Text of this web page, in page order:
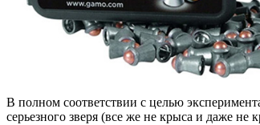
В полном соответствии с целью
серьезного зверя (все же не крыса и даже не